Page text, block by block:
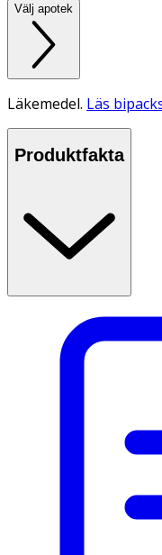
Välj apotek
Läkemedel. Läs
Produktfakta